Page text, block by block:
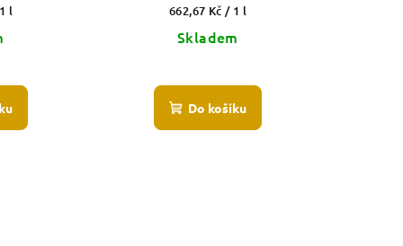
l
Měrná
cena:
662,67 Kč / 1 l
Skladem
Do košíku